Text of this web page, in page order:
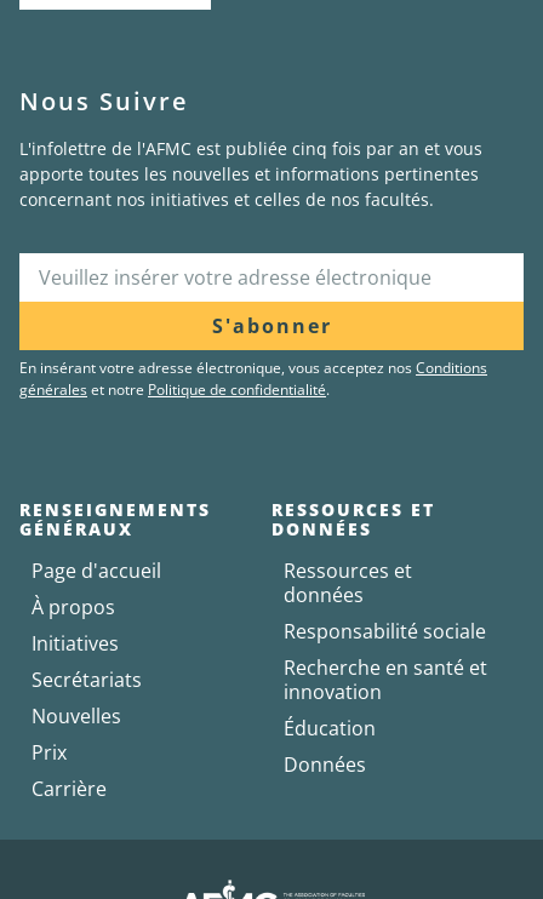
Nous Suivre
L'infolettre de l'AFMC est publiée cinq fois par an et vous
apporte toutes les nouvelles et informations pertinentes
concernant nos initiatives et celles de nos facultés.
S'abonner
En insérant votre adresse électronique, vous acceptez nosConditions
généraleset notre Politique de confidentialité.
RENSEIGNEMENTS
GÉNÉRAUX
Page d'accueil
À propos
Initiatives
Secrétariats
Nouvelles
Prix
Carrière
RESSOURCES ET
DONNÉES
Ressources et
données
Responsabilité sociale
Recherche en santé et
innovation
Éducation
Données